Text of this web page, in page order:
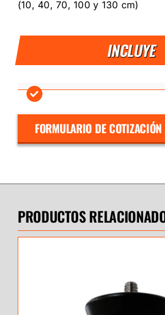
INCLUYE
(10, 40, 70, 100 y 130 cm)
FORMULARIO DE COTIZACIÓN
PRODUCTOS